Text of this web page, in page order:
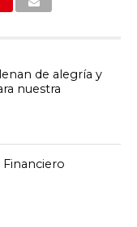
de alegría y
nuestra
Financiero